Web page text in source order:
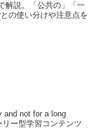
解説。「公共の」「一
の使い分けや注意点を
and not for a long
ー型学習コンテンツ